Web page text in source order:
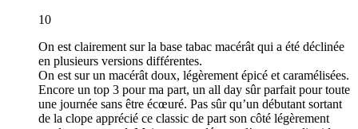
10
On est clairement sur la base tabac macérât qui a été déclinée
en plusieurs versions différentes.
On est sur un macérât doux, légèrement épicé et caramélisées.
Encore un top 3 pour ma part, un all day sûr parfait pour toute
une journée sans être écœuré. Pas sûr qu’un débutant sortant
de la clope apprécié ce classic de part son côté légèrement